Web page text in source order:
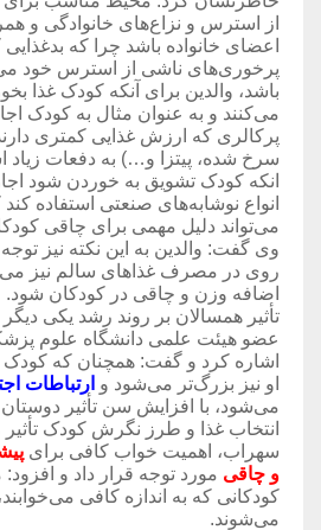
از استرس و نزاع‌های خانوادگی و
اعضای خانواده باشد چرا که
پرخوری‌های ناشی از استرس خود
باشد، والدین برای آنکه کودک غذا
می‌کنند و به عنوان مثال به کودک
پرکالری که ارزش غذایی کمتری
سرخ شده، پیتزا و…) به دفعات زیاد
انکه کودک تشویق به خوردن شود
انواع نوشابه‌های صنعتی استفاده
می‌تواند دلیل مهمی برای چاقی
وی گفت: والدین به این نکته نیز
روی در مصرف غذاهای سالم نیز
اضافه وزن و چاقی در کودکان شود.
تأثیر همسالان بر روند رشد یکی
عضو هیئت علمی دانشگاه علوم
اشاره کرد و گفت: همچنان که
او نیز بزرگ‌تر می‌شود و ارتباطات
می‌شود، با افزایش سن تأثیر دوستان
انتخاب غذا و طرز نگرش کودک
سهراب، اهمیت خواب کافی برای
و چاقی مورد توجه قرار داد و
کودکانی که به اندازه کافی
می‌شوند.